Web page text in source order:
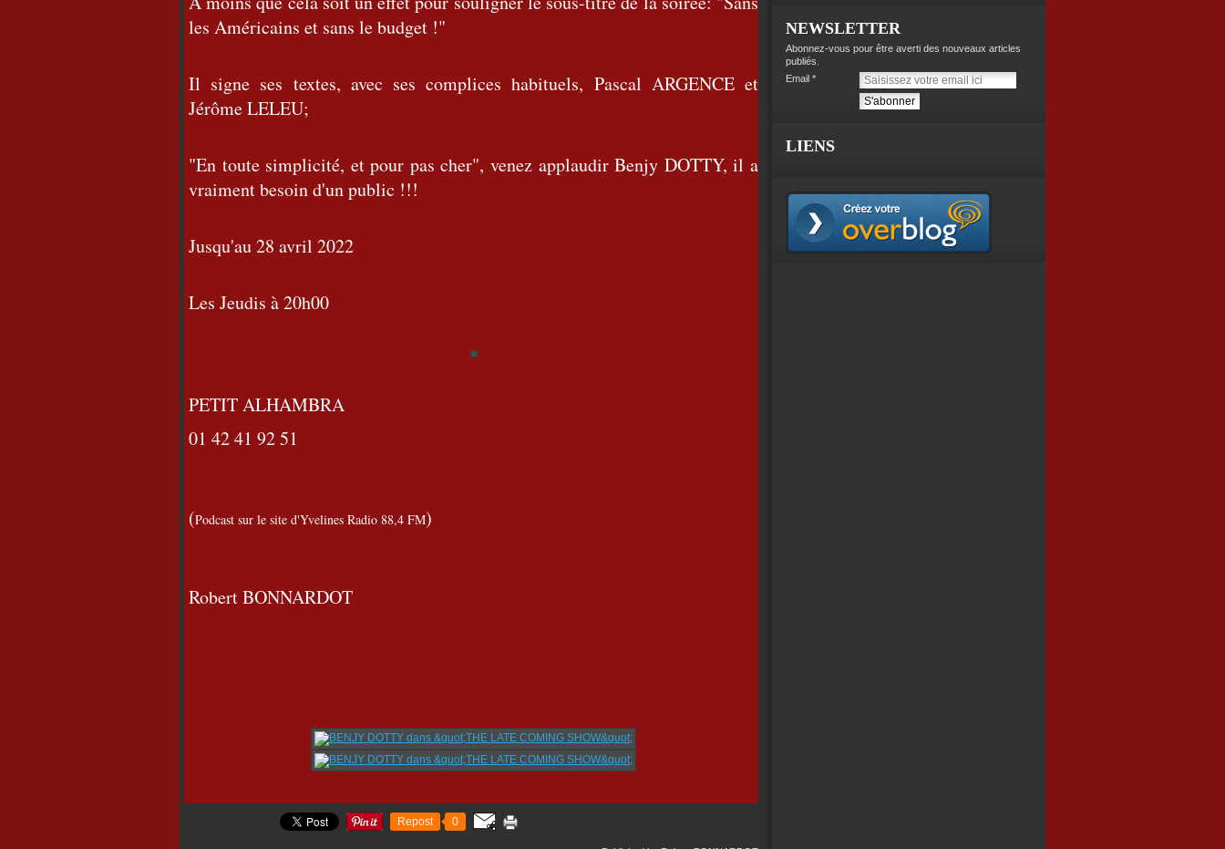
les Américains et sans le budget !"
Il signe ses textes, avec ses complices habituels, Pascal ARGENCE et
Jérôme LELEU;
"En toute simplicité, et pour pas cher", venez applaudir Benjy DOTTY, il a
vraiment besoin d'un public !!!
Jusqu'au 28 avril 2022
Les Jeudis à 20h00
PETIT ALHAMBRA
01 42 41 92 51
(Podcast sur le site d'Yvelines Radio 88,4 FM)
Robert BONNARDOT
Repost 0
NEWSLETTER
Abonnez-vous pour être averti des nouveaux articles
publiés.
Email
LIENS